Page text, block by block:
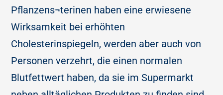
Pflanzens¬terinen haben eine erwiesene
Wirksamkeit bei erhöhten
Cholesterinspiegeln, werden aber auch von
Personen verzehrt, die einen normalen
Blutfettwert haben, da sie im Supermarkt